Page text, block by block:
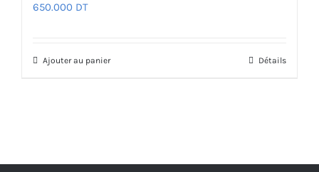
650.000 DT
Ajouter au panier Détails